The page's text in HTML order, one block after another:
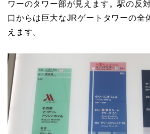
ワーのタワー部が見えます。駅の反
口からは巨大なJRゲートタワーの全
えます。